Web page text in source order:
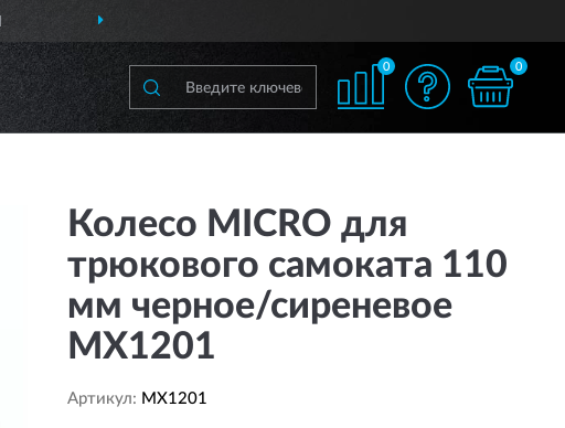
0 0
Колесо MICRO для
трюкового самоката 110
мм черное/сиреневое
MX1201
Артикул: MX1201